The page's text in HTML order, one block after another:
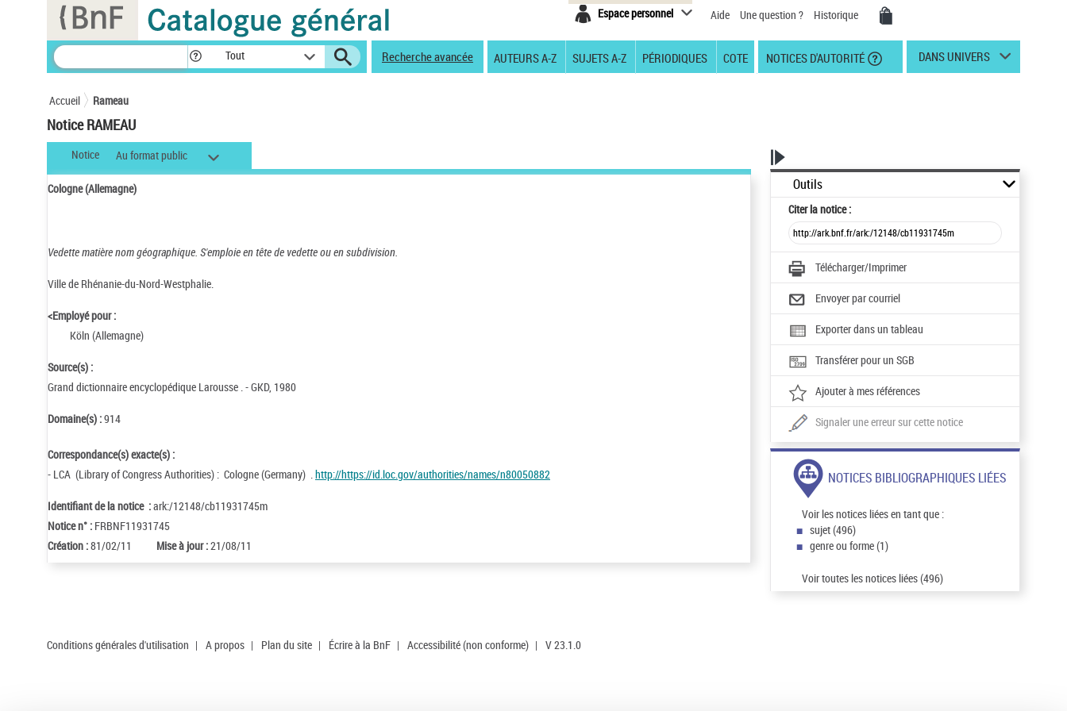
Espace personnel Aide Une question ? Historique
Tout Recherche avancée AUTEURS A-Z SUJETS A-Z PÉRIODIQUES COTE NOTICES D'AUTORITÉ DANS UNIVERS
Accueil Rameau
Notice RAMEAU
Notice Au format public
Cologne (Allemagne)
Vedette matière nom géographique. S'emploie en tête de vedette ou en subdivision.
Ville de Rhénanie-du-Nord-Westphalie.
<Employé pour :
Köln (Allemagne)
Source(s) :
Grand dictionnaire encyclopédique Larousse . - GKD, 1980
Domaine(s) :914
Correspondance(s) exacte(s) :
- LCA (Library of Congress Authorities) : Cologne (Germany) .http://https://id.loc.gov/authorities/names/n80050882
Identifiant de la notice :ark:/12148/cb11931745m
Notice n° : FRBNF11931745
Création :81/02/11 Mise à jour :21/08/11
Outils
Citerla notice :
Télécharger/Imprimer
Envoyer par courriel
Exporter dans un tableau
Transférer pour un SGB
Ajouter à mes références
Signaler une erreur sur cette notice
NOTICES BIBLIOGRAPHIQUES LIÉES
Voir les notices liées en tant que :
sujet (496)
genre ou forme (1)
Voir toutes les notices liées (496)
Conditions générales d'utilisation | A propos | Plan du site | Écrire à la BnF | Accessibilité (non conforme) | V 23.1.0
Panneau de gestion des cookies